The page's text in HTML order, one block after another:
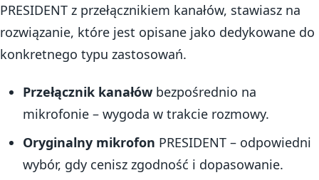
PRESIDENT z przełącznikiem kanałów, stawiasz na
rozwiązanie, które jest opisane jako dedykowane do
konkretnego typu zastosowań.
Przełącznik kanałówbezpośrednio na
mikrofonie – wygoda w trakcie rozmowy.
Oryginalny mikrofon PRESIDENT – odpowiedni
wybór, gdy cenisz zgodność i dopasowanie.